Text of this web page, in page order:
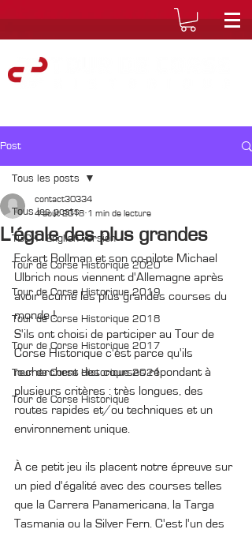
Post
Tous les posts
TDCH - English version
Tour de Corse Historique 2020
Tour de Corse Historique 2019
Tour de Corse Historique 2018
Tour de Corse Historique 2017
Tour de Corse Historique 2021
Tour de Corse Historique
Tous les posts
L'égale des plus grandes
contact30334
4 août 2018 1 min de lecture
Eckart Bollman et son co-pilote Michael
Ulbrich nous viennent d'Allemagne après
avoir écumé les plus grandes courses du
monde !
S'ils ont choisi de participer au Tour de
Corse Historique c'est parce qu'ils
recherchent des courses répondant à
plusieurs critères : très longues, des
routes rapides et/ou techniques et un
environnement unique.
À ce petit jeu ils placent notre épreuve sur
un pied d'égalité avec des courses telles
que la Carrera Panamericana, la Targa
Tasmania ou la Silver Fern. C'est l'un des